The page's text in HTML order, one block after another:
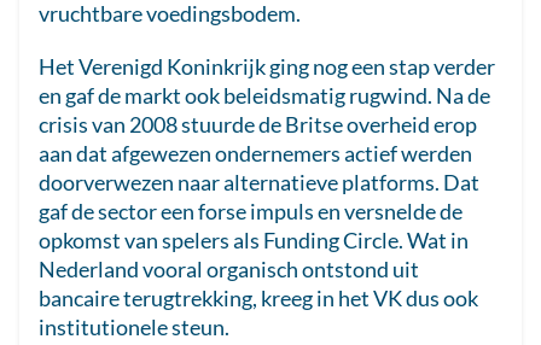
vruchtbare voedingsbodem.
Het Verenigd Koninkrijk ging nog een stap verder
en gaf de markt ook beleidsmatig rugwind. Na de
crisis van 2008 stuurde de Britse overheid erop
aan dat afgewezen ondernemers actief werden
doorverwezen naar alternatieve platforms. Dat
gaf de sector een forse impuls en versnelde de
opkomst van spelers als Funding Circle. Wat in
Nederland vooral organisch ontstond uit
bancaire terugtrekking, kreeg in het VK dus ook
institutionele steun.